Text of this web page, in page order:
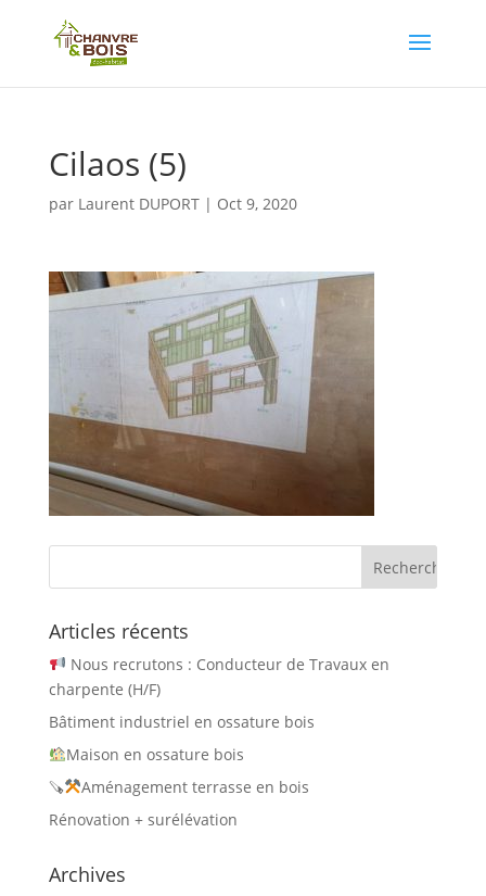
Cilaos (5)
par Laurent DUPORT| Oct 9, 2020
Articles récents
Nous recrutons : Conducteur de Travaux en
charpente (H/F)
Bâtiment industriel en ossature bois
Maison en ossature bois
🪚
Aménagement terrasse en bois
Rénovation + surélévation
Archives